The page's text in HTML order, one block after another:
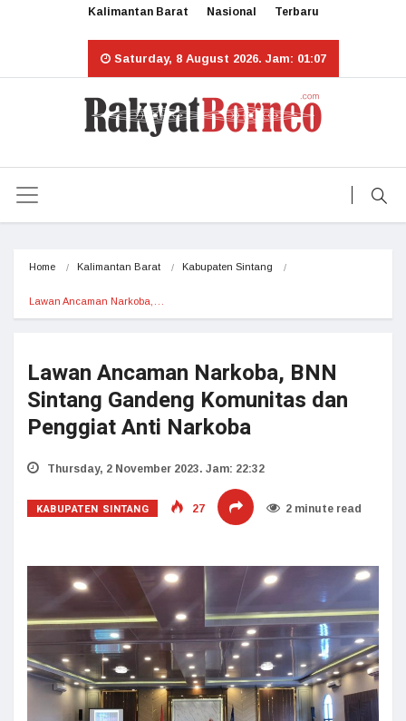
Kalimantan Barat Nasional Terbaru
Saturday, 8 August 2026. Jam: 01:07
Home Kalimantan Barat Kabupaten Sintang
Lawan Ancaman Narkoba,…
Lawan Ancaman Narkoba, BNN
Sintang Gandeng Komunitas dan
Penggiat Anti Narkoba
Thursday, 2 November 2023. Jam: 22:32
KABUPATEN SINTANG 27 2 minute read